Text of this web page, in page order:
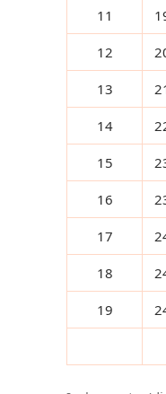
11
12
13
14
15
16
17
18
19